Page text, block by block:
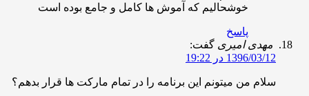
خوشحالیم که آموش ها کامل و جامع بوده است
مهدی امیری گفت:
03/12 در 19:22
من میتونم این برنامه را در تمام مارکت ها قرار بدهم؟